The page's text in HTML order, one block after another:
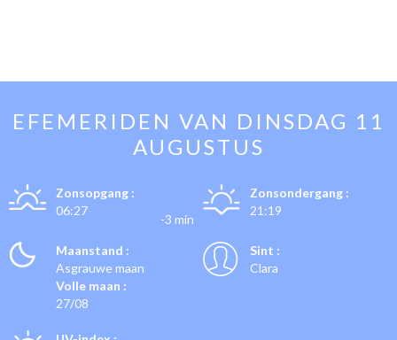
EFEMERIDEN VAN DINSDAG 11
AUGUSTUS
Zonsopgang :
06:27
-3 min
Zonsondergang :
21:19
Maanstand :
Asgrauwe maan
Volle maan :
27/08
Sint :
Clara